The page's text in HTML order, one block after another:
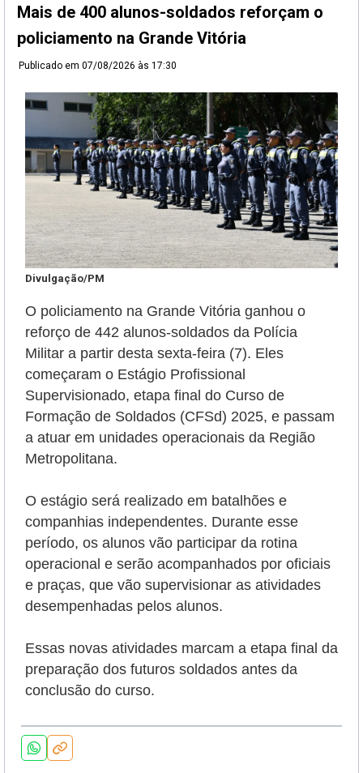
Mais de 400 alunos-soldados reforçam o
policiamento na Grande Vitória
Publicado em 07/08/2026 às 17:30
Divulgação/PM
O policiamento na Grande Vitória ganhou o
reforço de 442 alunos-soldados da Polícia
Militar a partir desta sexta-feira (7). Eles
começaram o Estágio Profissional
Supervisionado, etapa final do Curso de
Formação de Soldados (CFSd) 2025, e passam
a atuar em unidades operacionais da Região
Metropolitana.
O estágio será realizado em batalhões e
companhias independentes. Durante esse
período, os alunos vão participar da rotina
operacional e serão acompanhados por oficiais
e praças, que vão supervisionar as atividades
desempenhadas pelos alunos.
Essas novas atividades marcam a etapa final da
preparação dos futuros soldados antes da
conclusão do curso.